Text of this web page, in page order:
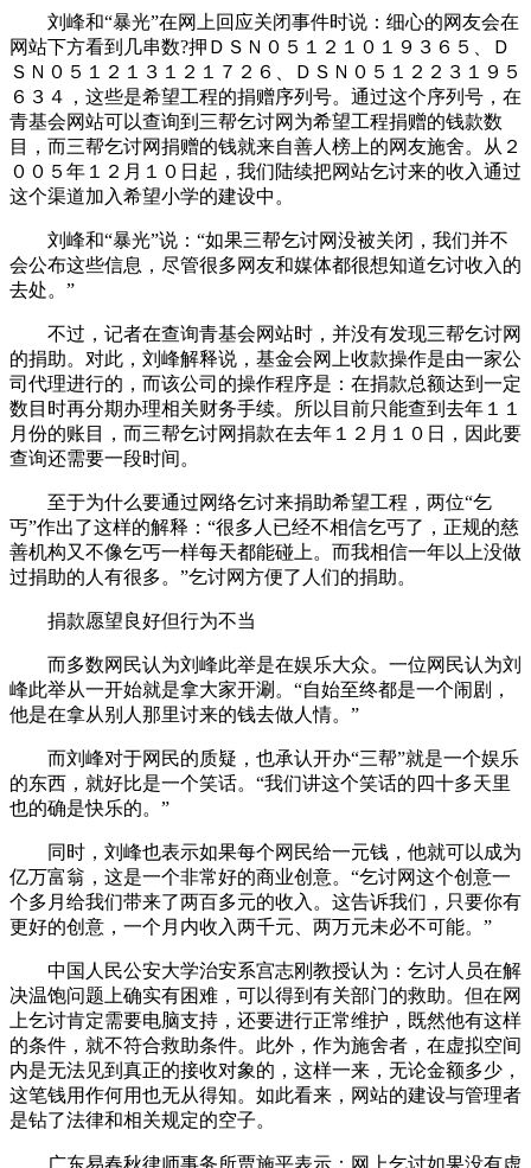
刘峰和“暴光”在网上回应关闭事件时说：细心的网友会在
网站下方看到几串数?押ＤＳＮ０５１２１０１９３６５、Ｄ
ＳＮ０５１２１３１２１７２６、ＤＳＮ０５１２２３１９５
６３４，这些是希望工程的捐赠序列号。通过这个序列号，在
青基会网站可以查询到三帮乞讨网为希望工程捐赠的钱款数
目，而三帮乞讨网捐赠的钱就来自善人榜上的网友施舍。从２
００５年１２月１０日起，我们陆续把网站乞讨来的收入通过
这个渠道加入希望小学的建设中。
刘峰和“暴光”说：“如果三帮乞讨网没被关闭，我们并不
会公布这些信息，尽管很多网友和媒体都很想知道乞讨收入的
去处。”
不过，记者在查询青基会网站时，并没有发现三帮乞讨网
的捐助。对此，刘峰解释说，基金会网上收款操作是由一家公
司代理进行的，而该公司的操作程序是：在捐款总额达到一定
数目时再分期办理相关财务手续。所以目前只能查到去年１１
月份的账目，而三帮乞讨网捐款在去年１２月１０日，因此要
查询还需要一段时间。
至于为什么要通过网络乞讨来捐助希望工程，两位“乞
丐”作出了这样的解释：“很多人已经不相信乞丐了，正规的慈
善机构又不像乞丐一样每天都能碰上。而我相信一年以上没做
过捐助的人有很多。”乞讨网方便了人们的捐助。
捐款愿望良好但行为不当
而多数网民认为刘峰此举是在娱乐大众。一位网民认为刘
峰此举从一开始就是拿大家开涮。“自始至终都是一个闹剧，
他是在拿从别人那里讨来的钱去做人情。”
而刘峰对于网民的质疑，也承认开办“三帮”就是一个娱乐
的东西，就好比是一个笑话。“我们讲这个笑话的四十多天里
也的确是快乐的。”
同时，刘峰也表示如果每个网民给一元钱，他就可以成为
亿万富翁，这是一个非常好的商业创意。“乞讨网这个创意一
个多月给我们带来了两百多元的收入。这告诉我们，只要你有
更好的创意，一个月内收入两千元、两万元未必不可能。”
中国人民公安大学治安系宫志刚教授认为：乞讨人员在解
决温饱问题上确实有困难，可以得到有关部门的救助。但在网
上乞讨肯定需要电脑支持，还要进行正常维护，既然他有这样
的条件，就不符合救助条件。此外，作为施舍者，在虚拟空间
内是无法见到真正的接收对象的，这样一来，无论金额多少，
这笔钱用作何用也无从得知。如此看来，网站的建设与管理者
是钻了法律和相关规定的空子。